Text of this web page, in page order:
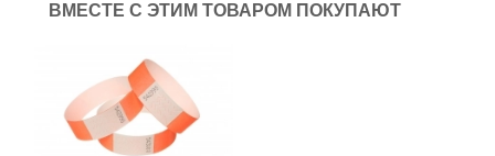
ВМЕСТЕ С ЭТИМ ТОВАРОМ ПОКУПАЮТ